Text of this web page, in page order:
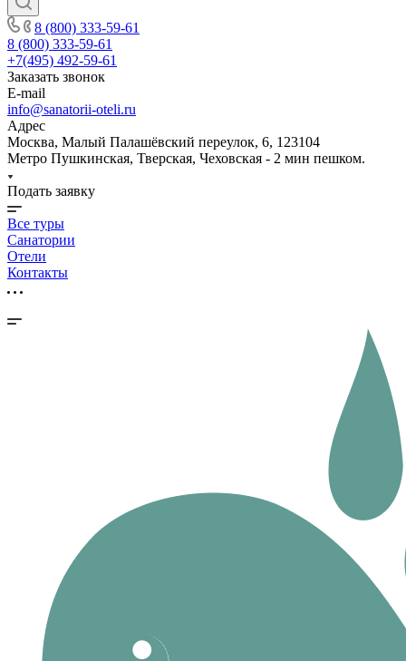
8 (800) 333-59-61
8 (800) 333-59-61
+7(495) 492-59-61
Заказать звонок
E-mail
info@sanatorii-oteli.ru
Адрес
Москва, Малый Палашёвский переулок, 6, 123104
Метро Пушкинская, Тверская, Чеховская - 2 мин пешком.
Подать заявку
Все туры
Санатории
Отели
Контакты